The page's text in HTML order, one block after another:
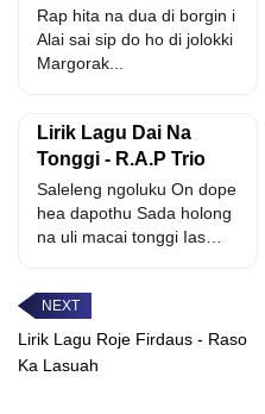
Rap hita na dua di borgin i
Alai sai sip do ho di jolokki
Margorak...
Lirik Lagu Dai Na
Tonggi - R.A.P Trio
Saleleng ngoluku On dope
hea dapothu Sada holong
na uli macai tonggi Ias
Lirik Lagu Roje Firdaus - Raso
Ka Lasuah